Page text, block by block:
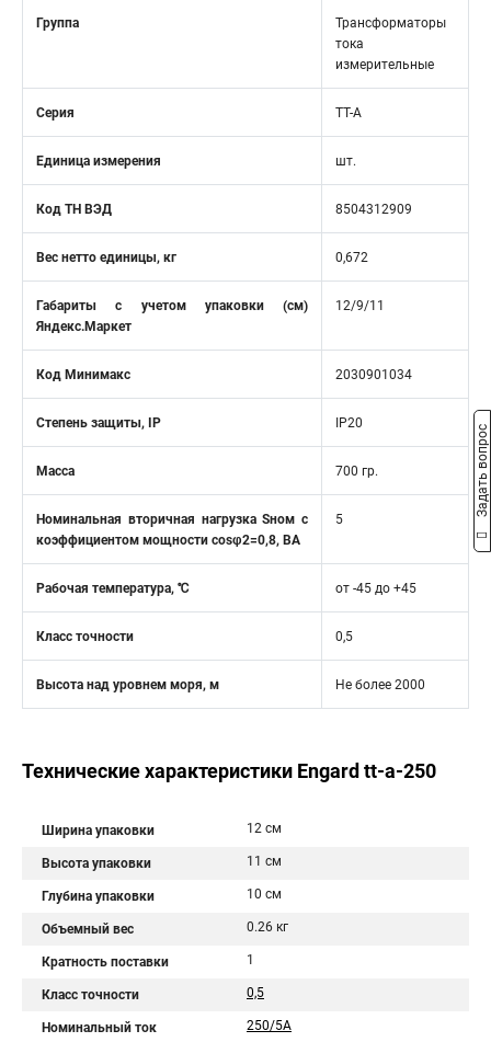
Группа
Трансформаторы
тока
измерительные
Серия TT-A
Единица измерения шт.
Код ТН ВЭД 8504312909
Вес нетто единицы, кг 0,672
Габариты с учетом упаковки (см)
Яндекс.Маркет
12/9/11
Код Минимакс 2030901034
Степень защиты, IP IP20
Масса 700 гр.
Номинальная вторичная нагрузка Sном с
коэффициентом мощности cosφ2=0,8, ВА
5
Рабочая температура, ℃ от -45 до +45
Класс точности 0,5
Высота над уровнем моря, м Не более 2000
Технические характеристики Engard tt-a-250
Ширина упаковки 12 см
Высота упаковки 11 см
Глубина упаковки 10 см
Объемный вес 0.26 кг
Кратность поставки 1
Класс точности 0,5
Номинальный ток 250/5A
Задать вопрос